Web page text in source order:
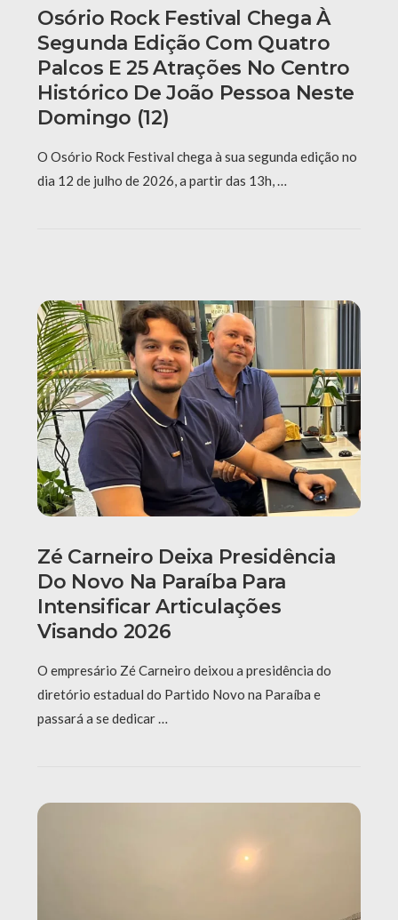
Osório Rock Festival Chega À
Segunda Edição Com Quatro
Palcos E 25 Atrações No Centro
Histórico De João Pessoa Neste
Domingo (12)
O Osório Rock Festival chega à sua segunda edição no
dia 12 de julho de 2026, a partir das 13h, …
Zé Carneiro Deixa Presidência
Do Novo Na Paraíba Para
Intensificar Articulações
Visando 2026
O empresário Zé Carneiro deixou a presidência do
diretório estadual do Partido Novo na Paraíba e
passará a se dedicar …